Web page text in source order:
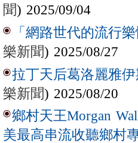
聞) 2025/09/04
「網路世代的流行
樂新聞) 2025/08/27
拉丁天后葛洛麗雅
樂新聞) 2025/08/20
鄉村天王Morgan
美最高串流收聽鄉村